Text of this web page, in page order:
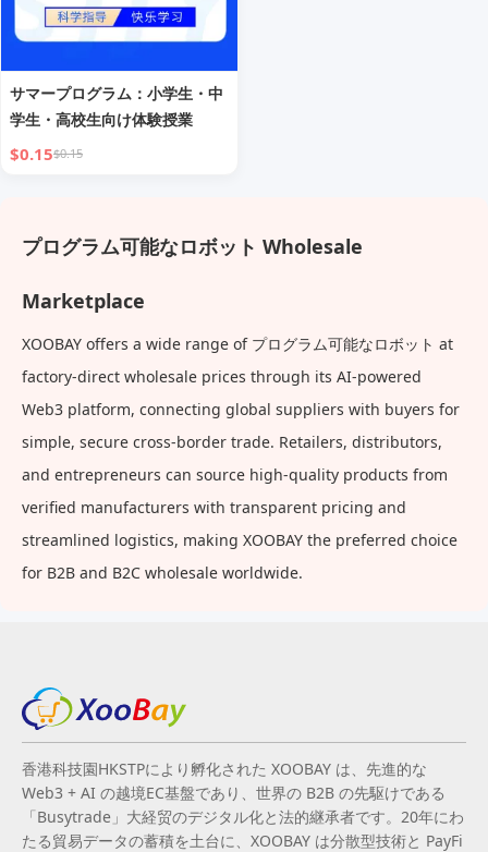
サマープログラム：小学生・中
学生・高校生向け体験授業
$0.15$0.15
プログラム可能なロボット Wholesale
Marketplace
XOOBAY offers a wide range of プログラム可能なロボット at
factory-direct wholesale prices through its AI-powered
Web3 platform, connecting global suppliers with buyers for
simple, secure cross-border trade. Retailers, distributors,
and entrepreneurs can source high-quality products from
verified manufacturers with transparent pricing and
streamlined logistics, making XOOBAY the preferred choice
for B2B and B2C wholesale worldwide.
香港科技園HKSTPにより孵化された XOOBAY は、先進的な
Web3 + AI の越境EC基盤であり、世界の B2B の先駆けである
「Busytrade」大経贸のデジタル化と法的継承者です。20年にわ
たる貿易データの蓄積を土台に、XOOBAY は分散型技術と PayFi